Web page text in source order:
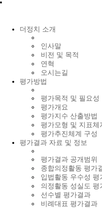
더정치 소개
인사말
비전 및 목적
연혁
오시는길
평가방법
평가목적 및 필요성
평가개요
평가지수 산출방법
평가모형 및 지표체
평가추진체계 구성
평가결과 자료 및 정보
평가결과 공개범위
종합의정활동 평가
입법활동 우수성 평
의정활동 성실도 평
선수별 평가결과
비례대표 평가결과